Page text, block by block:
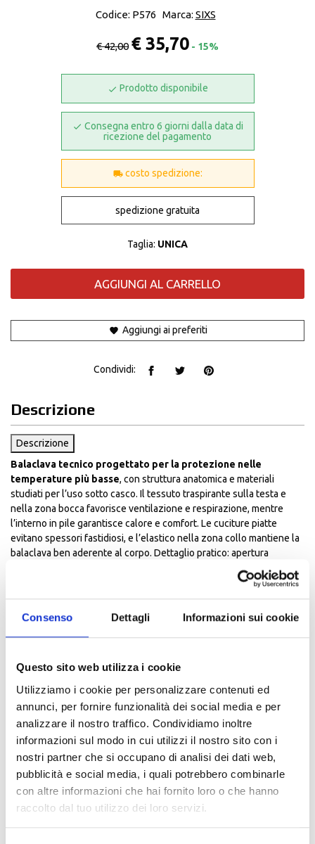
Consenso Dettagli Informazioni sui cookie
Questo sito web utilizza i cookie
Utilizziamo i cookie per personalizzare contenuti ed
annunci, per fornire funzionalità dei social media e per
analizzare il nostro traffico. Condividiamo inoltre
informazioni sul modo in cui utilizzi il nostro sito con i
nostri partner che si occupano di analisi dei dati web,
pubblicità e social media, i quali potrebbero combinarle
con altre informazioni che hai fornito loro o che hanno
raccolto dal tuo utilizzo dei loro servizi.
Codice: P576 Marca: SIXS
€ 42,00 € 35,70 - 15%
Prodotto disponibile
Consegna entro 6 giorni dalla data di
ricezione del pagamento
costo spedizione:
spedizione gratuita
Taglia: UNICA
AGGIUNGI AL CARRELLO
Aggiungi ai preferiti
Condividi:
Descrizione
Descrizione
Balaclava tecnico progettato per la protezione nelle
temperature più basse, con struttura anatomica e materiali
studiati per l’uso sotto casco. Il tessuto traspirante sulla testa e
nella zona bocca favorisce ventilazione e respirazione, mentre
l’interno in pile garantisce calore e comfort. Le cuciture piatte
evitano spessori fastidiosi, e l’elastico nella zona collo mantiene la
balaclava ben aderente al corpo. Dettaglio pratico: apertura
Non asciugare in asciugatrice
Non lavare a secco
Non stirare
ALTRI PRODOTTI SIXS